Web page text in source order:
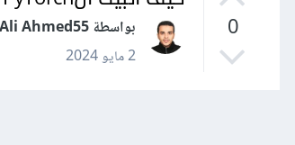
0
بواسطة Ali Ahmed55
2 مايو 2024